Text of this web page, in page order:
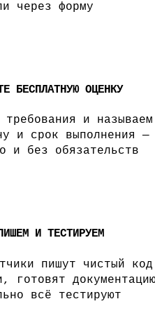
через форму
БЕСПЛАТНУЮ ОЦЕНКУ
требования и называем
и срок выполнения —
и без обязательств
И ТЕСТИРУЕМ
пишут чистый
готовят
всё тестируют